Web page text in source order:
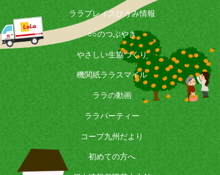
ララプレイスひうみ情報
○○のつぶやき
やさしい生協づくり
機関紙ララスマイル
ララの動画
ララパーティー
コープ九州だより
初めての方へ